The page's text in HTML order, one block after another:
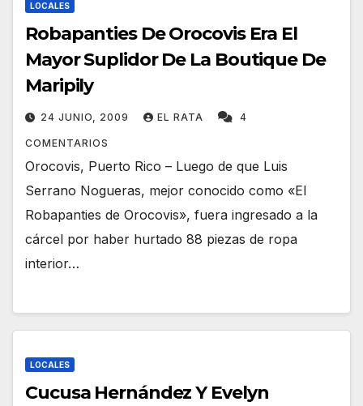
LOCALES
Robapanties De Orocovis Era El
Mayor Suplidor De La Boutique De
Maripily
24 JUNIO, 2009 EL RATA 4
COMENTARIOS
Orocovis, Puerto Rico – Luego de que Luis
Serrano Nogueras, mejor conocido como «El
Robapanties de Orocovis», fuera ingresado a la
cárcel por haber hurtado 88 piezas de ropa
interior…
LOCALES
Cucusa Hernández Y Evelyn